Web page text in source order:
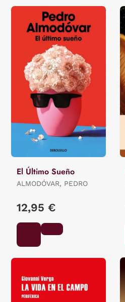
El Último Sueño
ALMODÓVAR, PEDRO
12,95 €